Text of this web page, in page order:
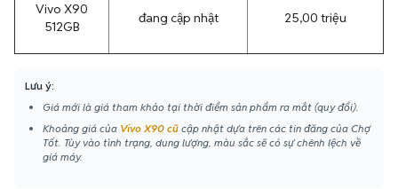
Vivo X90
512GB
đang cập nhật 25,00 triệu
Lưu ý:
Giá mới là giá tham khảo tại thời điểm sản phẩm ra mắt (quy đổi).
Khoảng giá của Vivo X90 cũ cập nhật dựa trên các tin đăng của Chợ
Tốt. Tùy vào tình trạng, dung lượng, màu sắc sẽ có sự chênh lệch về
giá máy.